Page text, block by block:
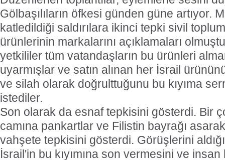
Gölbaşılıların öfkesi günden güne artıyor.
katledildiği saldırılara ikinci tepki sivil
ürünlerinin markalarını açıklamaları
yetkililer tüm vatandaşların bu ürünleri
uyarmışlar ve satın alınan her İsrail
ve silah olarak doğrulttuğunu bu kıyıma
istediler.
Son olarak da esnaf tepkisini gösterdi. Bir
camına pankartlar ve Filistin bayrağı
vahşete tepkisini gösterdi. Görüşlerini
İsrail'in bu kıyımına son vermesini ve